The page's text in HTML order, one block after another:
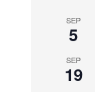
SEP
5
SEP
19